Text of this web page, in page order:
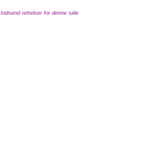
Indsend rettelser for denne side